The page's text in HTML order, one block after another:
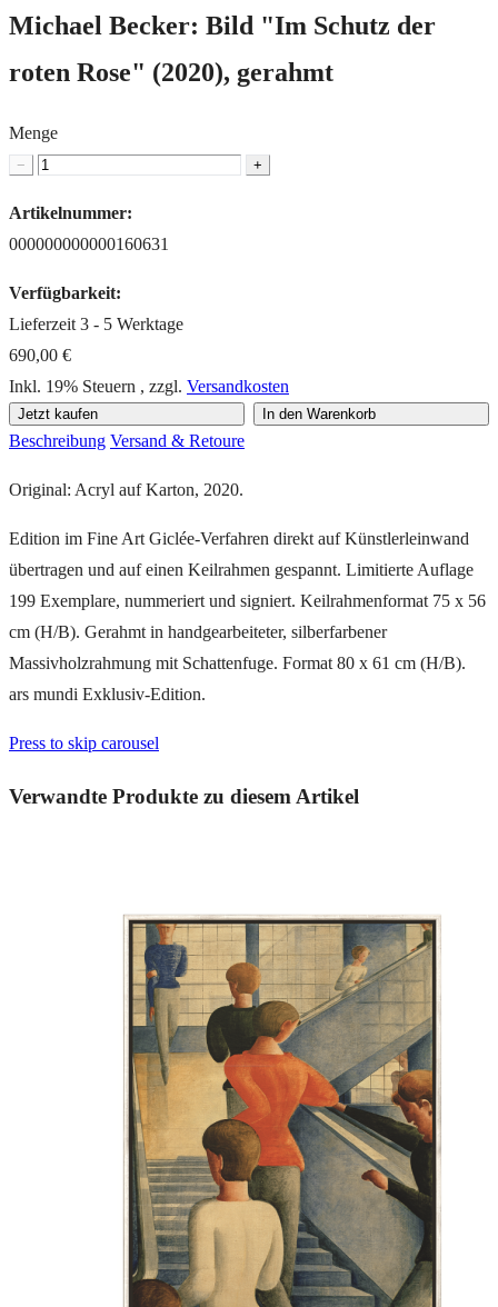
Michael Becker: Bild "Im Schutz der
roten Rose" (2020), gerahmt
Menge
− +
Artikelnummer:
000000000000160631
Verfügbarkeit:
Lieferzeit 3 - 5 Werktage
690,00 €
Inkl. 19% Steuern , zzgl. Versandkosten
Jetzt kaufen In den Warenkorb
Beschreibung Versand & Retoure
Original: Acryl auf Karton, 2020.
Edition im Fine Art Giclée-Verfahren direkt auf Künstlerleinwand
übertragen und auf einen Keilrahmen gespannt. Limitierte Auflage
199 Exemplare, nummeriert und signiert. Keilrahmenformat 75 x 56
cm (H/B). Gerahmt in handgearbeiteter, silberfarbener
Massivholzrahmung mit Schattenfuge. Format 80 x 61 cm (H/B).
ars mundi Exklusiv-Edition.
Press to skip carousel
Verwandte Produkte zu diesem Artikel